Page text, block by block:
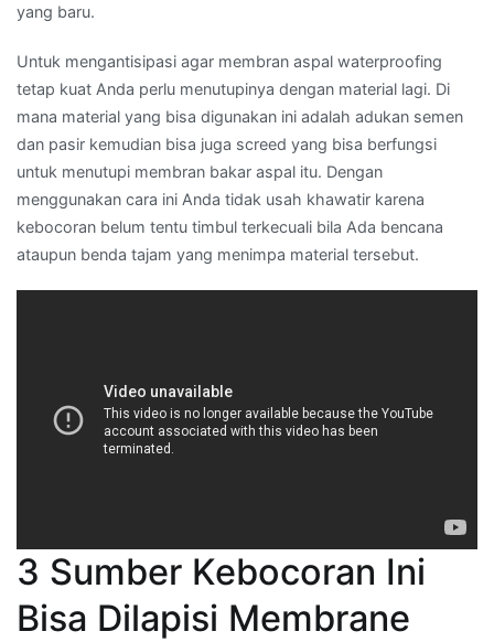
yang baru.
Untuk mengantisipasi agar membran aspal waterproofing
tetap kuat Anda perlu menutupinya dengan material lagi. Di
mana material yang bisa digunakan ini adalah adukan semen
dan pasir kemudian bisa juga screed yang bisa berfungsi
untuk menutupi membran bakar aspal itu. Dengan
menggunakan cara ini Anda tidak usah khawatir karena
kebocoran belum tentu timbul terkecuali bila Ada bencana
ataupun benda tajam yang menimpa material tersebut.
3 Sumber Kebocoran Ini
Bisa Dilapisi Membrane